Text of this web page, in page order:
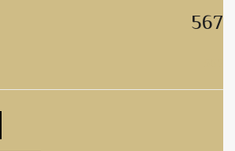
567